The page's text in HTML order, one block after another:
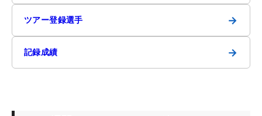
ツアー登録選手 →
記録成績 →